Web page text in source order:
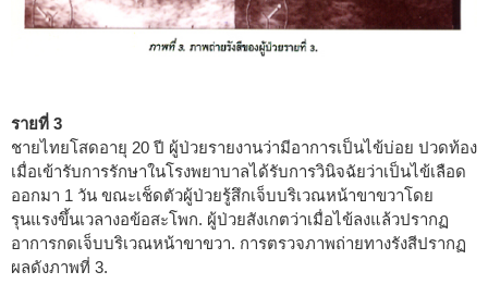
รายที่ 3
ชายไทยโสดอายุ 20 ปี ผู้ป่วยรายงานว่ามีอาการเป็นไข้บ่อย ปวดท้อง
เมื่อเข้ารับการรักษาในโรงพยาบาลได้รับการวินิจฉัยว่าเป็นไข้เลือด
ออกมา 1 วัน ขณะเช็ดตัวผู้ป่วยรู้สึกเจ็บบริเวณหน้าขาขวาโดย
รุนแรงขึ้นเวลางอข้อสะโพก. ผู้ป่วยสังเกตว่าเมื่อไข้ลงแล้วปรากฏ
อาการกดเจ็บบริเวณหน้าขาขวา. การตรวจภาพถ่ายทางรังสีปรากฏ
ผลดังภาพที่ 3.